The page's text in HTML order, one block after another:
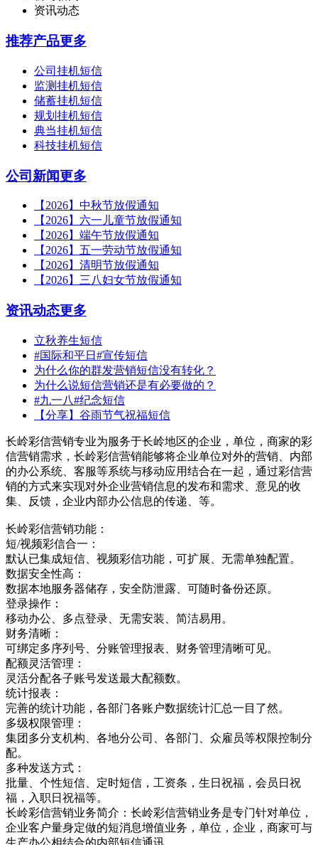
资讯动态
推荐产品更多
公司挂机短信
监测挂机短信
储蓄挂机短信
规划挂机短信
典当挂机短信
科技挂机短信
公司新闻更多
【2026】中秋节放假通知
【2026】六一儿童节放假通知
【2026】端午节放假通知
【2026】五一劳动节放假通知
【2026】清明节放假通知
【2026】三八妇女节放假通知
资讯动态更多
立秋养生短信
#国际和平日#宣传短信
为什么你的群发营销短信没有转化？
为什么说短信营销还是有必要做的？
#九一八#纪念短信
【分享】谷雨节气祝福短信
长岭彩信营销专业为服务于长岭地区的企业，单位，商家的彩
信营销需求，长岭彩信营销能够将企业单位对外的营销、内部
的办公系统、客服等系统与移动应用结合在一起，通过彩信营
销的方式来实现对外企业营销信息的发布和需求、意见的收
集、反馈，企业内部办公信息的传递、等。
长岭彩信营销功能：
短/视频彩信合一：
默认已集成短信、视频彩信功能，可扩展、无需单独配置。
数据安全性高：
数据本地服务器储存，安全防泄露、可随时备份还原。
登录操作：
移动办公、多点登录、无需安装、简洁易用。
财务清晰：
可绑定多序列号、分账管理报表、财务管理清晰可见。
配额灵活管理：
灵活分配各子账号发送最大配额数。
统计报表：
完善的统计功能，各部门各账户数据统计汇总一目了然。
多级权限管理：
集团多分支机构、各地分公司、各部门、众雇员等权限控制分
配。
多种发送方式：
批量、个性短信、定时短信，工资条，生日祝福，会员日祝
福，入职日祝福等。
长岭彩信营销业务简介：长岭彩信营销业务是专门针对单位，
企业客户量身定做的短消息增值业务，单位，企业，商家可与
生产办公相结合的内部短信通讯，